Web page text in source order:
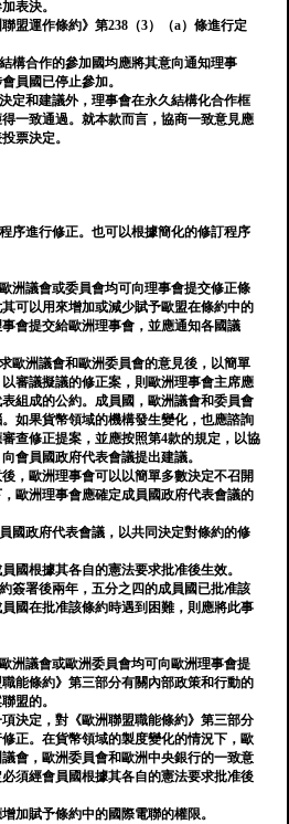
表決。
盟運作條約》第238（3）（a）條進行定
構合作的參加國均應將其意向通知理事
員國已停止參加。
定和建議外，理事會在永久結構化合作框
一致通過。就本款而言，協商一致意見應
票決定。
序進行修正。也可以根據簡化的修訂程序
洲議會或委員會均可向理事會提交修正條
可以用來增加或減少賦予歐盟在條約中的
會提交給歐洲理事會，並應通知各國議
歐洲議會和歐洲委員會的意見後，以簡單
審議擬議的修正案，則歐洲理事會主席應
組成的公約。成員國，歐洲議會和委員會
如果貨幣領域的機構發生變化，也應諮詢
查修正提案，並應按照第4款的規定，以協
會員國政府代表會議提出建議。
，歐洲理事會可以以簡單多數決定不召開
歐洲理事會應確定成員國政府代表會議的
國政府代表會議，以共同決定對條約的修
國根據其各自的憲法要求批准後生效。
簽署後兩年，五分之四的成員國已批准該
國在批准該條約時遇到困難，則應將此事
洲議會或歐洲委員會均可向歐洲理事會提
能條約》第三部分有關內部政策和行動的
盟的。
決定，對《歐洲聯盟職能條約》第三部分
正。在貨幣領域的製度變化的情況下，歐
會，歐洲委員會和歐洲中央銀行的一致意
須經會員國根據其各自的憲法要求批准後
加賦予條約中的國際電聯的權限。